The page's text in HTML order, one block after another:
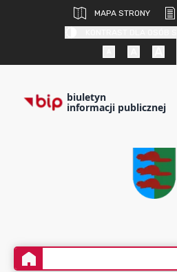
MAPA STRONY
biuletyn
informacji publicznej